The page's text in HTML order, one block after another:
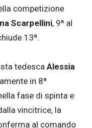
competizione
Scarpellini, 9ª al
13ª.
tedesca Alessia
in 8ª
fase di spinta e
vincitrice, la
al comando